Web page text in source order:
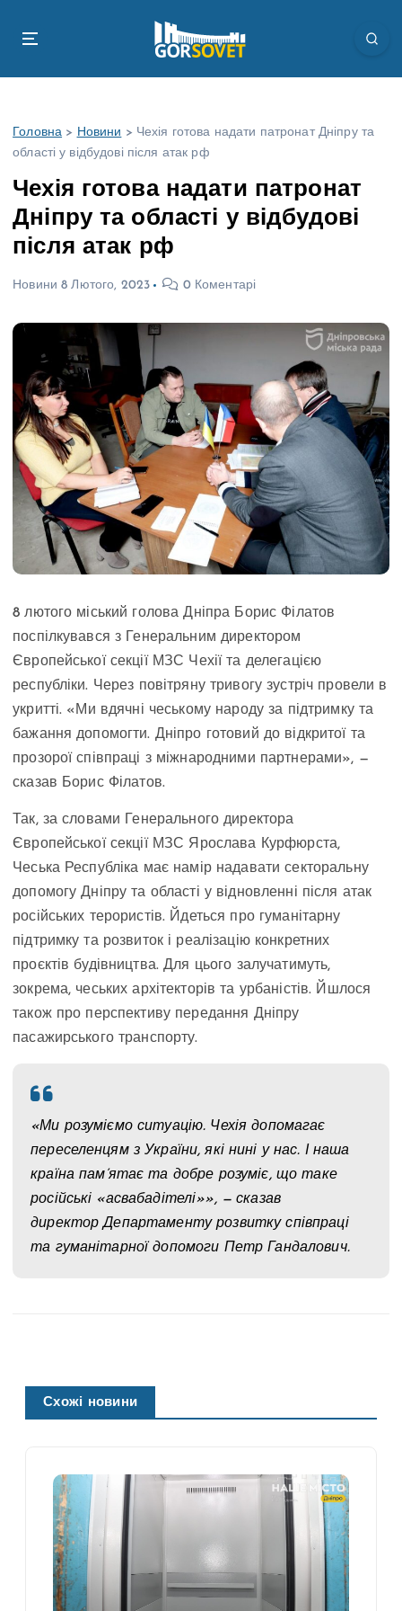
Головна > Новини > Чехія готова надати патронат Дніпру та
області у відбудові після атак рф
Чехія готова надати патронат
Дніпру та області у відбудові
після атак рф
Новини 8 Лютого, 2023 0 Коментарі
8 лютого міський голова Дніпра Борис Філатов
поспілкувався з Генеральним директором
Європейської секції МЗС Чехії та делегацією
республіки. Через повітряну тривогу зустріч провели в
укритті. «Ми вдячні чеському народу за підтримку та
бажання допомогти. Дніпро готовий до відкритої та
прозорої співпраці з міжнародними партнерами», —
сказав Борис Філатов.
Так, за словами Генерального директора
Європейської секції МЗС Ярослава Курфюрста,
Чеська Республіка має намір надавати секторальну
допомогу Дніпру та області у відновленні після атак
російських терористів. Йдеться про гуманітарну
підтримку та розвиток і реалізацію конкретних
проєктів будівництва. Для цього залучатимуть,
зокрема, чеських архітекторів та урбаністів. Йшлося
також про перспективу передання Дніпру
пасажирського транспорту.
«Ми розуміємо ситуацію. Чехія допомагає
переселенцям з України, які нині у нас. І наша
країна пам’ятає та добре розуміє, що таке
російські «асвабадітелі»», — сказав
директор Департаменту розвитку співпраці
та гуманітарної допомоги Петр Гандалович.
Схожі новини